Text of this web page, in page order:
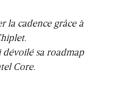
la cadence grâce à
sa roadmap
Core.